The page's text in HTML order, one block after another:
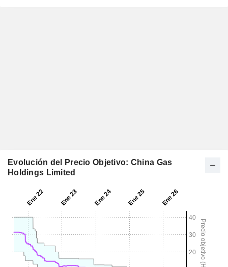
Evolución del Precio Objetivo: China Gas
Holdings Limited